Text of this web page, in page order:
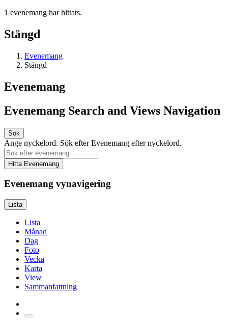
1 evenemang har hittats.
Stängd
Evenemang
Stängd
Evenemang
Evenemang Search and Views Navigation
Sök
Ange nyckelord. Sök efter Evenemang efter nyckelord.
Hitta Evenemang
Evenemang vynavigering
Lista
Lista
Månad
Dag
Foto
Vecka
Karta
View
Sammanfattning